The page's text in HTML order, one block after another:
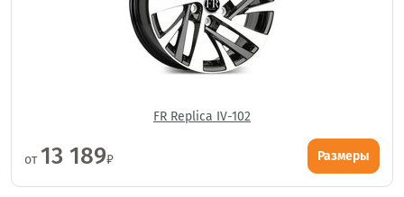
FR Replica IV-102
от13 189₽ Размеры